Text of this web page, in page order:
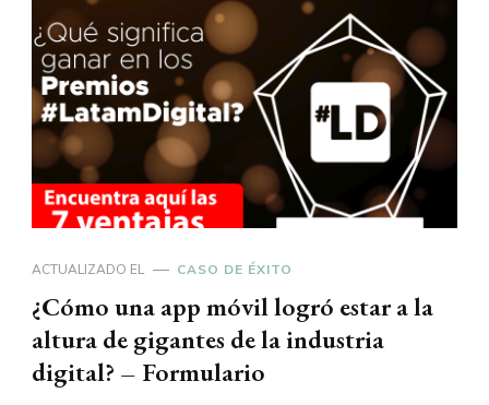
ACTUALIZADO EL CASO DE ÉXITO
¿Cómo una app móvil logró estar a la
altura de gigantes de la industria
digital? – Formulario